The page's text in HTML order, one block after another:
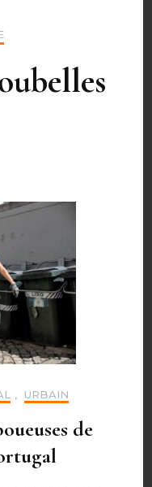
, URBAIN
de